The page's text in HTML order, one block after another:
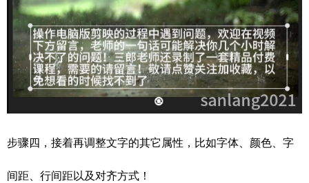
步骤四，接着再调整文字的其它属性，比如字体、颜色、字
间距、行间距以及对齐方式！